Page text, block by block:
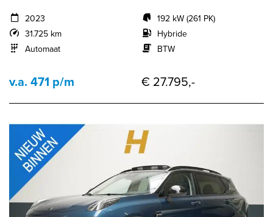
2023
31.725 km
Automaat
192 kW (261 PK)
Hybride
BTW
v.a. 471 p/m € 27.795,-